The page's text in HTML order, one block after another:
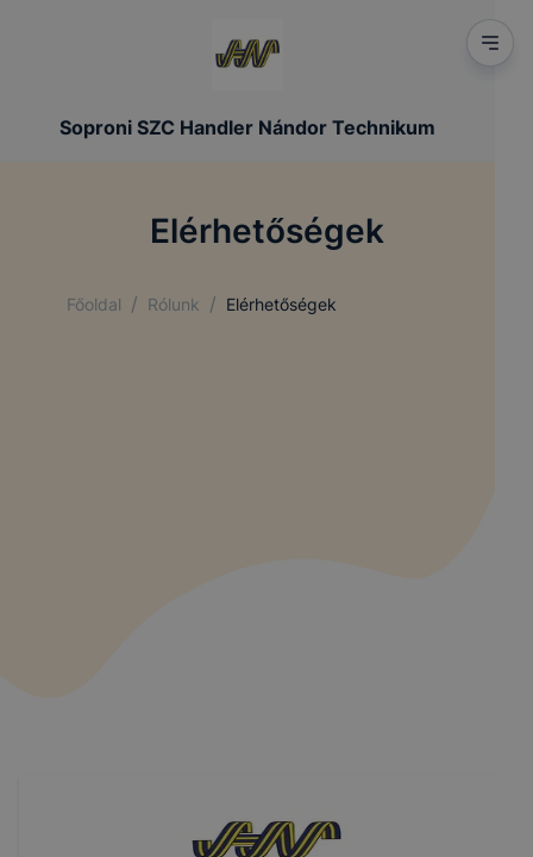
Soproni SZC Handler Nándor Technikum
Elérhetőségek
Főoldal / Rólunk / Elérhetőségek